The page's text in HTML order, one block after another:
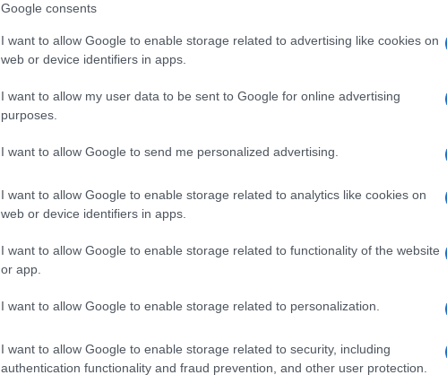
Google consents
I want to allow Google to enable storage related to advertising like cookies on
web or device identifiers in apps.
I want to allow my user data to be sent to Google for online advertising
purposes.
I want to allow Google to send me personalized advertising.
I want to allow Google to enable storage related to analytics like cookies on
web or device identifiers in apps.
I want to allow Google to enable storage related to functionality of the website
or app.
I want to allow Google to enable storage related to personalization.
I want to allow Google to enable storage related to security, including
authentication functionality and fraud prevention, and other user protection.